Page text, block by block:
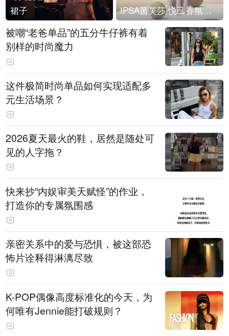
裙子 IPSA茵芙莎 悦己香氛凝露上市
被嘲“老爸单品”的五分牛仔裤有着
别样的时尚魔力
这件极简时尚单品如何实现适配多
元生活场景？
2026夏天最火的鞋，居然是随处可
见的人字拖？
快来抄“内娱审美天赋怪”的作业，
打造你的专属氛围感
亲密关系中的爱与恐惧，被这部恐
怖片诠释得淋漓尽致
K-POP偶像高度标准化的今天，为
何唯有Jennie能打破规则？